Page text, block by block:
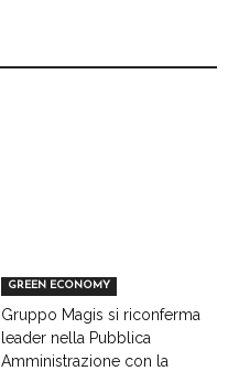
GREEN ECONOMY
Gruppo Magis si riconferma
leader nella Pubblica
Amministrazione con la